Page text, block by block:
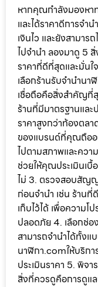
หากคุณกำลังมองหา
และได้ราคาดีการจำ
เงินไว และยังสามา
ไปจำนำ ลองมาดู 5
ราคาที่ดีที่สุดและมั่น
เลือกร้านรับจำนำนา
เชื่อถือคือสิ่งสำคัญที่
ร้านที่มีมาตรฐานแล
ราคาสูงกว่าท้องตลา
ของแบรนด์ที่คุณถืออ
ไปตามสภาพและควา
ช่วยให้คุณประเมินเบื้
ไม่ 3. ตรวจสอบสัญญ
ก่อนจำนำ เช่น ร้านที่
เก็บไว้ได้ เพื่อความโ
ปลอดภัย 4. เลือกช่
สามารถจำนำได้ทั้งแ
นาฬิกา.comให้บริก
ประเมินราคา 5. พิจ
สิ่งที่ควรดูคือการดูแ